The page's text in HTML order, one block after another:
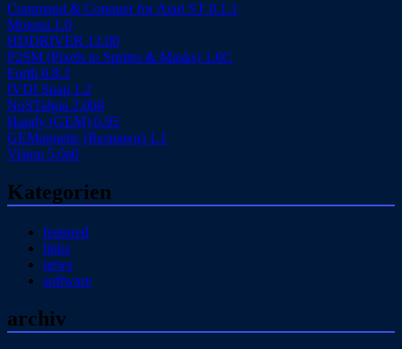
Command & Conquer for Atari ST 0.1.1
Motosu 1.0
HDDRIVER 13.00
P2SM (Pixels to Sprites & Masks) 1.6C
Forth 0.8.3
fVDI Snap 1.2
NoSTalgia 2.0b8
Handy (GEM) 0.95
GEMagnetic (Respawn) 1.1
Vision 5.0a0
Kategorien
featured
links
news
software
archiv